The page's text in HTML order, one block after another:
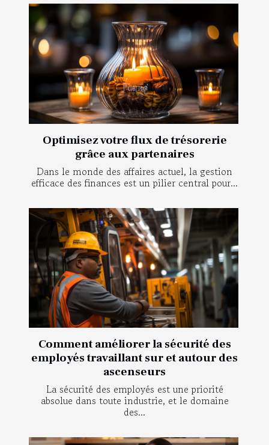
Optimisez votre flux de trésorerie
grâce aux partenaires
Dans le monde des affaires actuel, la gestion
efficace des finances est un pilier central pour...
Comment améliorer la sécurité des
employés travaillant sur et autour des
ascenseurs
La sécurité des employés est une priorité
absolue dans toute industrie, et le domaine
des...